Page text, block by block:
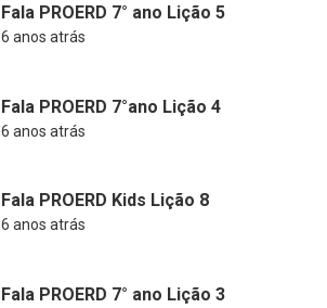
Fala PROERD 7° ano Lição 5
6 anos atrás
Fala PROERD 7°ano Lição 4
6 anos atrás
Fala PROERD Kids Lição 8
6 anos atrás
Fala PROERD 7° ano Lição 3